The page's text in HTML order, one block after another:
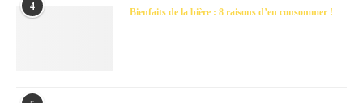
4 Bienfaits de la bière : 8 raisons d’en consommer !